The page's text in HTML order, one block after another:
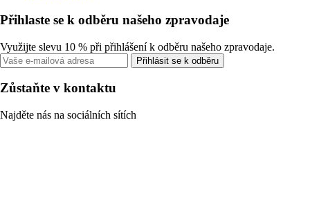
Přihlaste se k odběru našeho zpravodaje
Využijte slevu 10 % při přihlášení k odběru našeho zpravodaje.
Přihlásit se k odběru
Zůstaňte v kontaktu
Najděte nás na sociálních sítích